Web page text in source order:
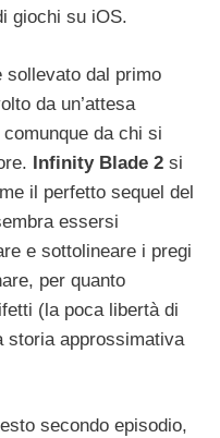
giochi su iOS.
sollevato dal primo
da un’attesa
da chi si
Infinity Blade 2 si
il perfetto sequel del
essersi
e sottolineare i pregi
per quanto
(la poca libertà di
storia approssimativa
secondo episodio,